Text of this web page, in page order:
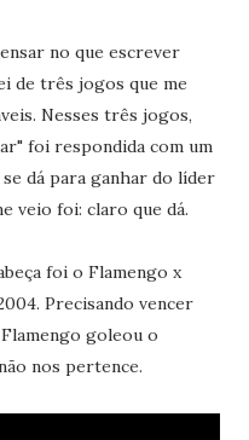
no que escrever
de três jogos que me
Nesses três jogos,
foi respondida com um
dá para ganhar do líder
veio foi: claro que dá.
foi o Flamengo x
Precisando vencer
goleou o
nos pertence.